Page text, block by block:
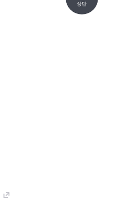
상단